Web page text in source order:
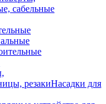
сабельные
резакиНасадки для